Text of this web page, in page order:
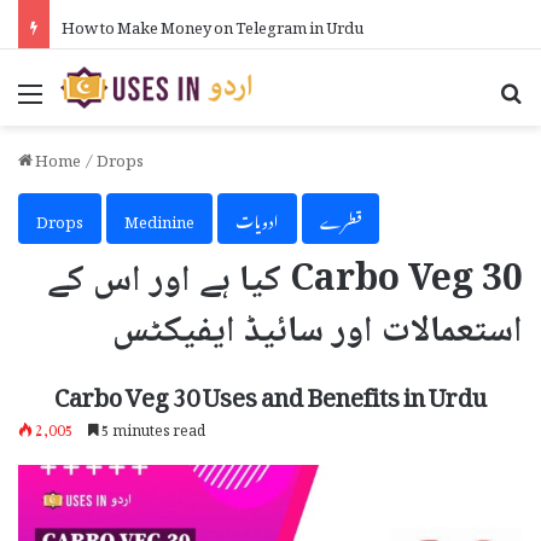
How to Make Money on Telegram in Urdu
Menu
Home/Drops
Drops
Medinine ادویات قطرے
Carbo Veg 30 کیا ہے اور اس کے
استعمالات اور سائیڈ ایفیکٹس
Carbo Veg 30 Uses and Benefits in Urdu
2,005 5 minutes read